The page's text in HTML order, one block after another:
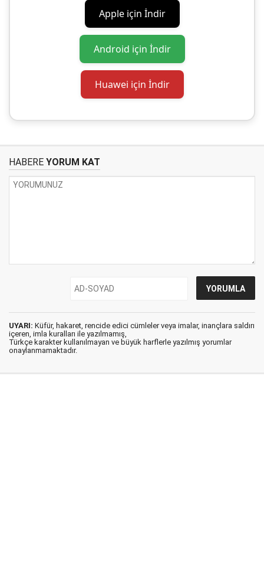
Apple için İndir
Android için İndir
Huawei için İndir
HABERE YORUM KAT
UYARI: Küfür, hakaret, rencide edici cümleler veya imalar, inançlara saldırı
içeren, imla kuralları ile yazılmamış,
Türkçe karakter kullanılmayan ve büyük harflerle yazılmış yorumlar
onaylanmamaktadır.